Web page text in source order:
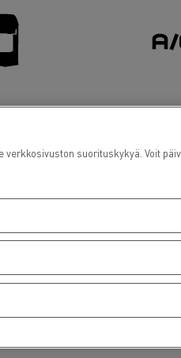
suorituskykyä.